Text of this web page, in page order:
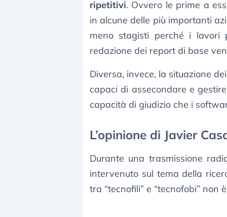
ripetitivi. Ovvero le prime a
in alcune delle più importanti
meno stagisti perché i lavori
redazione dei report di base
Diversa, invece, la situazione
capaci di assecondare e
capacità di giudizio che i
L’opinione di Javier
Durante una trasmissione
intervenuto sul tema della
tra “tecnofili” e “tecnofobi” non